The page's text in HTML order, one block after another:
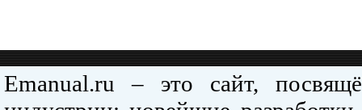
Emanual.ru – это сайт,